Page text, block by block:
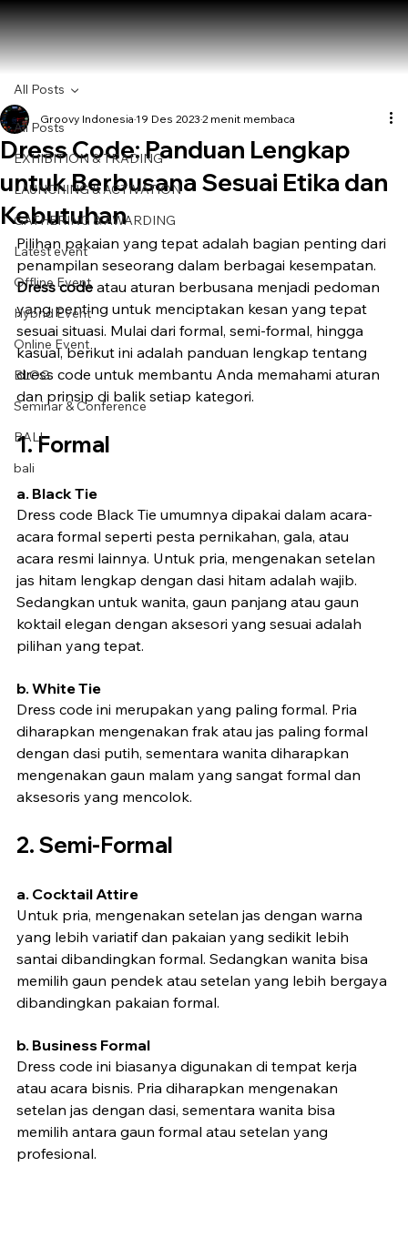
All Posts
EXHIBITION & TRADING
LAUNCHING & ACTIVATION
GATHERING & AWARDING
Latest event
Offline Event
Hybrid Event
Online Event
BLOG
Seminar & Conference
BALI
bali
All Posts
Dress Code: Panduan Lengkap
untuk Berbusana Sesuai Etika dan
Kebutuhan
Groovy Indonesia 19 Des 2023 2 menit membaca
Pilihan pakaian yang tepat adalah bagian penting dari
penampilan seseorang dalam berbagai kesempatan.
Dress code atau aturan berbusana menjadi pedoman
yang penting untuk menciptakan kesan yang tepat
sesuai situasi. Mulai dari formal, semi-formal, hingga
kasual, berikut ini adalah panduan lengkap tentang
dress code untuk membantu Anda memahami aturan
dan prinsip di balik setiap kategori.
1. Formal
a. Black Tie
Dress code Black Tie umumnya dipakai dalam acara-
acara formal seperti pesta pernikahan, gala, atau
acara resmi lainnya. Untuk pria, mengenakan setelan
jas hitam lengkap dengan dasi hitam adalah wajib.
Sedangkan untuk wanita, gaun panjang atau gaun
koktail elegan dengan aksesori yang sesuai adalah
pilihan yang tepat.
b. White Tie
Dress code ini merupakan yang paling formal. Pria
diharapkan mengenakan frak atau jas paling formal
dengan dasi putih, sementara wanita diharapkan
mengenakan gaun malam yang sangat formal dan
aksesoris yang mencolok.
2. Semi-Formal
a. Cocktail Attire
Untuk pria, mengenakan setelan jas dengan warna
yang lebih variatif dan pakaian yang sedikit lebih
santai dibandingkan formal. Sedangkan wanita bisa
memilih gaun pendek atau setelan yang lebih bergaya
dibandingkan pakaian formal.
b. Business Formal
Dress code ini biasanya digunakan di tempat kerja
atau acara bisnis. Pria diharapkan mengenakan
setelan jas dengan dasi, sementara wanita bisa
memilih antara gaun formal atau setelan yang
profesional.